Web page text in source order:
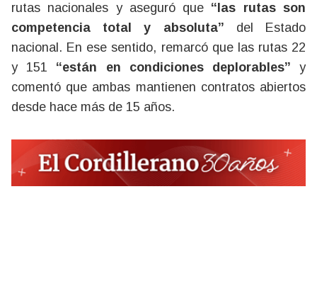
rutas nacionales y aseguró que “las rutas son
competencia total y absoluta” del Estado
nacional. En ese sentido, remarcó que las rutas 22
y 151 “están en condiciones deplorables” y
comentó que ambas mantienen contratos abiertos
desde hace más de 15 años.